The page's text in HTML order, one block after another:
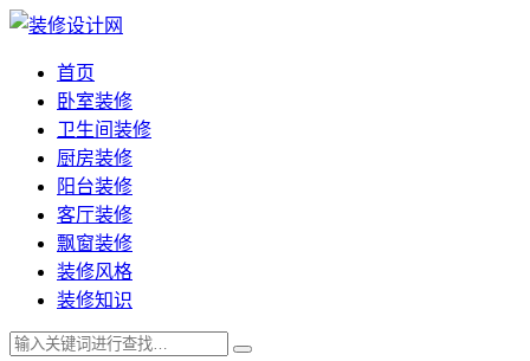
首页
卧室装修
卫生间装修
厨房装修
阳台装修
客厅装修
飘窗装修
装修风格
装修知识